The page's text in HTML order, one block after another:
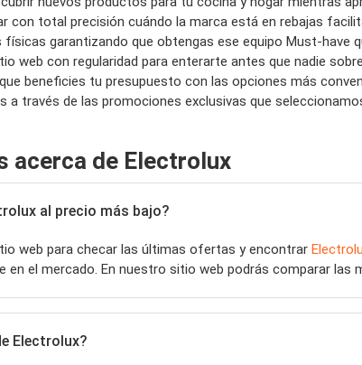
con total precisión cuándo la marca está en rebajas
garantizando que obtengas ese equipo Must-
web con regularidad para enterarte antes que nadie
beneficies tu presupuesto con las opciones más
a través de las promociones exclusivas que
acerca de Electrolux
al precio más bajo?
web para checar las últimas ofertas y encontrar
en el mercado. En nuestro sitio web podrás comparar las
Electrolux?